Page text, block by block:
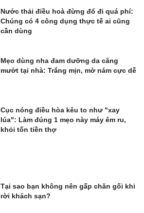
Nước thải điều hoà đừng đổ đi quá phí:
Chúng có 4 công dụng thực tế ai cũng
cần dùng
Mẹo dùng nha đam dưỡng da căng
mướt tại nhà: Trắng mịn, mờ nám cực dễ
Cục nóng điều hòa kêu to như "xay
lúa": Làm đúng 1 mẹo này máy êm ru,
khỏi tốn tiền thợ
Tại sao bạn không nên gấp chăn gối khi
rời khách sạn?